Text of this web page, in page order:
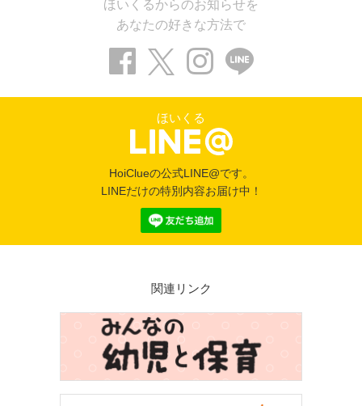
ほいくるからのお知らせを
あなたの好きな方法で
ほいくる
HoiClueの公式LINE@です。
LINEだけの特別内容お届け中！
関連リンク